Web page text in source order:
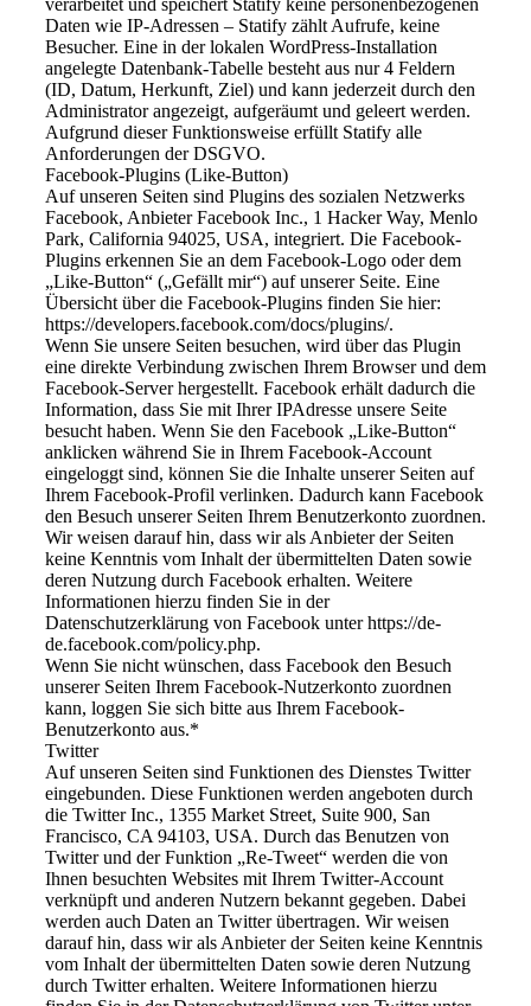
verarbeitet und speichert Statify keine personenbezogenen
Daten wie IP-Adressen – Statify zählt Aufrufe, keine
Besucher. Eine in der lokalen WordPress-Installation
angelegte Datenbank-Tabelle besteht aus nur 4 Feldern
(ID, Datum, Herkunft, Ziel) und kann jederzeit durch den
Administrator angezeigt, aufgeräumt und geleert werden.
Aufgrund dieser Funktionsweise erfüllt Statify alle
Anforderungen der DSGVO.
Facebook-Plugins (Like-Button)
Auf unseren Seiten sind Plugins des sozialen Netzwerks
Facebook, Anbieter Facebook Inc., 1 Hacker Way, Menlo
Park, California 94025, USA, integriert. Die Facebook-
Plugins erkennen Sie an dem Facebook-Logo oder dem
„Like-Button“ („Gefällt mir“) auf unserer Seite. Eine
Übersicht über die Facebook-Plugins finden Sie hier:
https://developers.facebook.com/docs/plugins/.
Wenn Sie unsere Seiten besuchen, wird über das Plugin
eine direkte Verbindung zwischen Ihrem Browser und dem
Facebook-Server hergestellt. Facebook erhält dadurch die
Information, dass Sie mit Ihrer IPAdresse unsere Seite
besucht haben. Wenn Sie den Facebook „Like-Button“
anklicken während Sie in Ihrem Facebook-Account
eingeloggt sind, können Sie die Inhalte unserer Seiten auf
Ihrem Facebook-Profil verlinken. Dadurch kann Facebook
den Besuch unserer Seiten Ihrem Benutzerkonto zuordnen.
Wir weisen darauf hin, dass wir als Anbieter der Seiten
keine Kenntnis vom Inhalt der übermittelten Daten sowie
deren Nutzung durch Facebook erhalten. Weitere
Informationen hierzu finden Sie in der
Datenschutzerklärung von Facebook unter https://de-
de.facebook.com/policy.php.
Wenn Sie nicht wünschen, dass Facebook den Besuch
unserer Seiten Ihrem Facebook-Nutzerkonto zuordnen
kann, loggen Sie sich bitte aus Ihrem Facebook-
Benutzerkonto aus.*
Twitter
Auf unseren Seiten sind Funktionen des Dienstes Twitter
eingebunden. Diese Funktionen werden angeboten durch
die Twitter Inc., 1355 Market Street, Suite 900, San
Francisco, CA 94103, USA. Durch das Benutzen von
Twitter und der Funktion „Re-Tweet“ werden die von
Ihnen besuchten Websites mit Ihrem Twitter-Account
verknüpft und anderen Nutzern bekannt gegeben. Dabei
werden auch Daten an Twitter übertragen. Wir weisen
darauf hin, dass wir als Anbieter der Seiten keine Kenntnis
vom Inhalt der übermittelten Daten sowie deren Nutzung
durch Twitter erhalten. Weitere Informationen hierzu